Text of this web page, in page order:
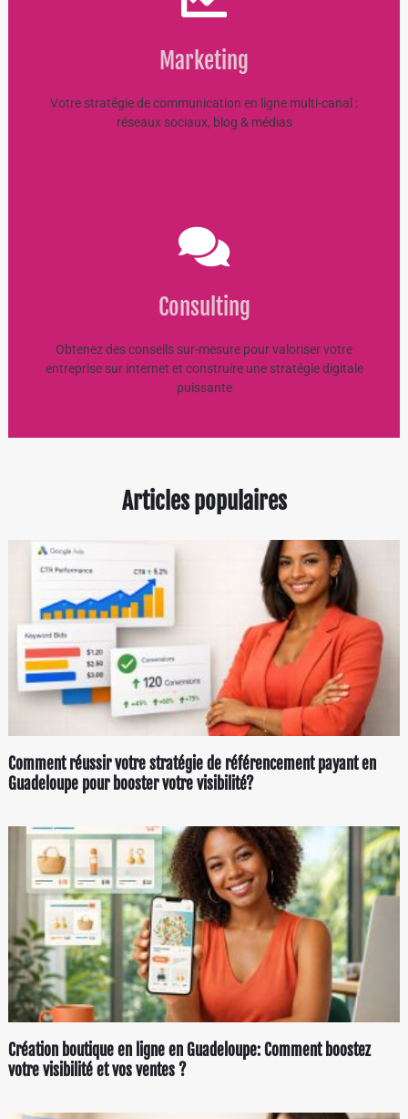
Marketing
Votre stratégie de communication en ligne multi-canal :
réseaux sociaux, blog & médias
EN SAVOIR +
Consulting
Obtenez des conseils sur-mesure pour valoriser votre
entreprise sur internet et construire une stratégie digitale
puissante
Nous sommes là pour vous !
Articles populaires
Comment réussir votre stratégie de référencement payant en
Guadeloupe pour booster votre visibilité?
Création boutique en ligne en Guadeloupe: Comment boostez
votre visibilité et vos ventes ?